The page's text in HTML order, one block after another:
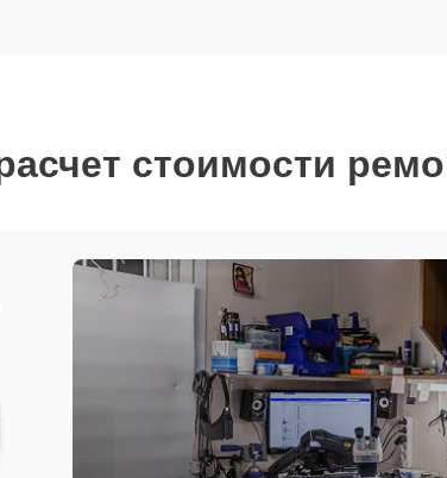
стоимости